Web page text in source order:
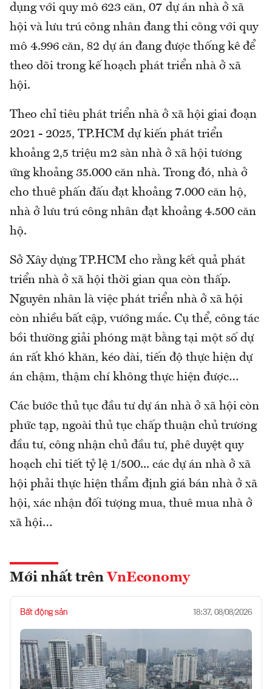
dụng với quy mô 623 căn, 07 dự án nhà ở xã
hội và lưu trú công nhân đang thi công với quy
mô 4.996 căn, 82 dự án đang được thống kê để
theo dõi trong kế hoạch phát triển nhà ở xã
hội.
Theo chỉ tiêu phát triển nhà ở xã hội giai đoạn
2021 - 2025, TP.HCM dự kiến phát triển
khoảng 2,5 triệu m2 sàn nhà ở xã hội tương
ứng khoảng 35.000 căn nhà. Trong đó, nhà ở
cho thuê phấn đấu đạt khoảng 7.000 căn hộ,
nhà ở lưu trú công nhân đạt khoảng 4.500 căn
hộ.
Sở Xây dựng TP.HCM cho rằng kết quả phát
triển nhà ở xã hội thời gian qua còn thấp.
Nguyên nhân là việc phát triển nhà ở xã hội
còn nhiều bất cập, vướng mắc. Cụ thể, công tác
bồi thường giải phóng mặt bằng tại một số dự
án rất khó khăn, kéo dài, tiến độ thực hiện dự
án chậm, thậm chí không thực hiện được…
Các bước thủ tục đầu tư dự án nhà ở xã hội còn
phức tạp, ngoài thủ tục chấp thuận chủ trương
đầu tư, công nhận chủ đầu tư, phê duyệt quy
hoạch chi tiết tỷ lệ 1/500... các dự án nhà ở xã
hội phải thực hiện thẩm định giá bán nhà ở xã
hội, xác nhận đối tượng mua, thuê mua nhà ở
xã hội…
Mới nhất trên VnEconomy
Bất động sản 18:37, 08/08/2026